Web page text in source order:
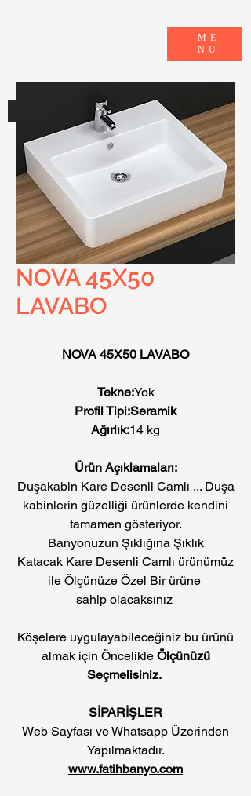
ME
NU
NOVA 45X50
LAVABO
NOVA 45X50 LAVABO
Tekne:Yok
Profil Tipi:Seramik
Ağırlık:14 kg
Ürün Açıklamaları:
Duşakabin Kare Desenli Camlı ... Duşa
kabinlerin güzelliği ürünlerde kendini
tamamen gösteriyor.
Banyonuzun Şıklığına Şıklık
Katacak Kare Desenli Camlı ürünümüz
ile Ölçünüze Özel Bir ürüne
sahip olacaksınız
Köşelere uygulayabileceğiniz bu ürünü
almak için Öncelikle Ölçünüzü
Seçmelisiniz.
SİPARİŞLER
Web Sayfası ve Whatsapp Üzerinden
Yapılmaktadır.
www.fatihbanyo.com